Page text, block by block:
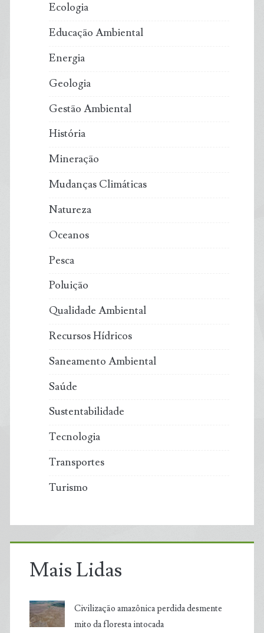
Ecologia
Educação Ambiental
Energia
Geologia
Gestão Ambiental
História
Mineração
Mudanças Climáticas
Natureza
Oceanos
Pesca
Poluição
Qualidade Ambiental
Recursos Hídricos
Saneamento Ambiental
Saúde
Sustentabilidade
Tecnologia
Transportes
Turismo
Mais Lidas
Civilização amazônica perdida desmente
mito da floresta intocada